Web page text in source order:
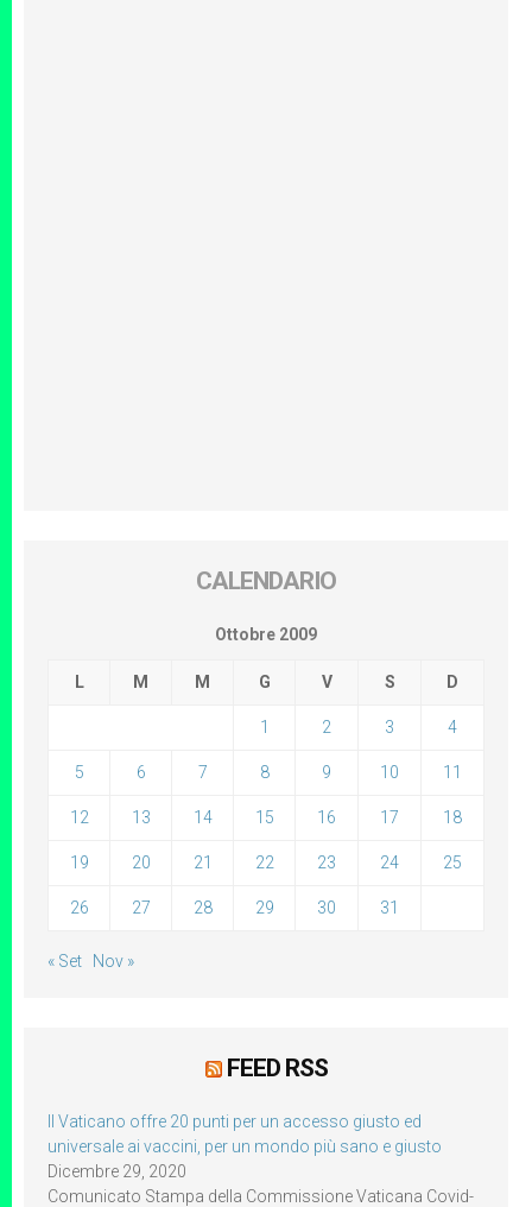
CALENDARIO
Ottobre 2009
L M M G V S D
1 2 3 4
5 6 7 8 9 10 11
12 13 14 15 16 17 18
19 20 21 22 23 24 25
26 27 28 29 30 31
« Set Nov »
FEED RSS
Il Vaticano offre 20 punti per un accesso giusto ed
universale ai vaccini, per un mondo più sano e giusto
Dicembre 29, 2020
Comunicato Stampa della Commissione Vaticana Covid-